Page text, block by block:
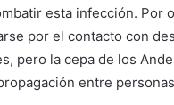
esta infección. Por
por el contacto con
pero la cepa de los
entre